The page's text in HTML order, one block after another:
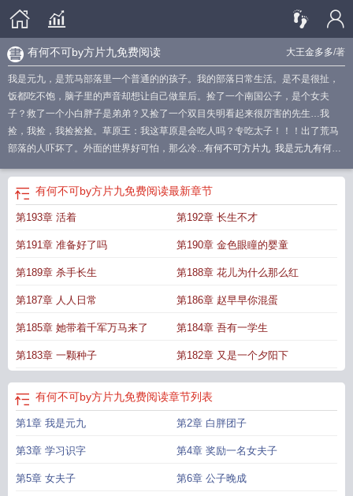
大王金多多/著
有何不可by方片九免费阅读
我是元九，是荒马部落里一个普通的的孩子。我的部落日常生活。是不是很扯，
饭都吃不饱，脑子里的声音却想让自己做皇后。捡了一个南国公子，是个女夫
子？救了一个小白胖子是弟弟？又捡了一个双目失明看起来很厉害的先生…我
捡，我捡，我捡捡捡。草原王：我这草原是会吃人吗？专吃太子！！！出了荒马
部落的人吓坏了。外面的世界好可怕，那么冷...有何不可方片九 我是元九有何不
有何不可 方片九 有何不可by方片九
么意思
有何不可gl作者方片九
有何不可by方片九免费阅读最新章节
第193章 活着 第192章 长生不才
第191章 准备好了吗 第190章 金色眼瞳的婴童
第189章 杀手长生 第188章 花儿为什么那么红
第187章 人人日常 第186章 赵早早你混蛋
第185章 她带着千军万马来了 第184章 吾有一学生
第183章 一颗种子 第182章 又是一个夕阳下
有何不可by方片九免费阅读章节列表
第1章 我是元九 第2章 白胖团子
第3章 学习识字 第4章 奖励一名女夫子
第5章 女夫子 第6章 公子晚成